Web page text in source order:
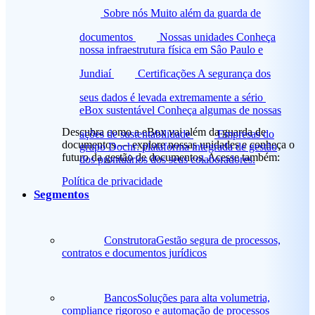
Sobre nós Muito além da guarda de
documentos
Nossas unidades Conheça
nossa infraestrutura física em Sâo Paulo e
Jundiaí
Certificações A segurança dos
seus dados é levada extremamente a sério
eBox sustentável Conheça algumas de nossas
ações de sustentabilidade
Empresas do
grupo Dochr: plataforma integrada de gestão
dos prontuários dos seus colaboradores.
Descubra como a eBox vai além da guarda de
documentos — explore nossas unidades e conheça o
futuro da gestão de documentos. Acesse também:
Política de privacidade
Segmentos
ConstrutoraGestão segura de processos,
contratos e documentos jurídicos
BancosSoluções para alta volumetria,
compliance rigoroso e automação de processos